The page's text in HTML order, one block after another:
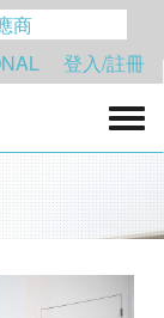
登入/註冊